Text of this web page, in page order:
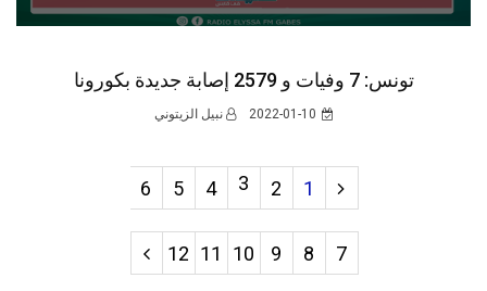
تونس: 7 وفيات و 2579 إصابة جديدة بكورونا
2022-01-10 نبيل الزيتوني
1
2
3
4
5
6
7
8
9
10
11
12